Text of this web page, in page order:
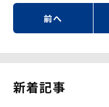
前へ
新着記事